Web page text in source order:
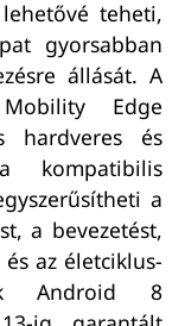
teheti,
gyorsabban
állását. A
Edge
hardveres és
kompatibilis
a
a bevezetést,
az életciklus-
Android 8